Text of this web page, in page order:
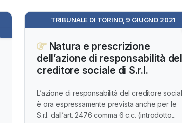
TRIBUNALE DI TORINO, 9 GIUGNO 2021
Natura e prescrizione
dell’azione di responsabilità del
creditore sociale di S.r.l.
L’azione di responsabilità del creditore
è ora espressamente prevista anche per le
S.r.l. dall’art. 2476 comma 6 c.c. (introdotto...